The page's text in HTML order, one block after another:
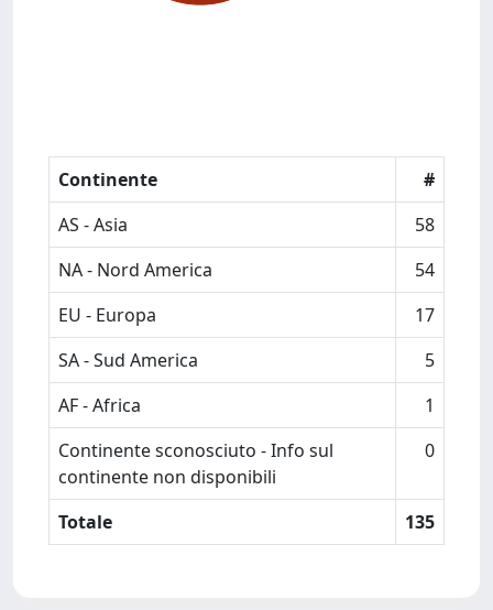
Continente
#
AS - Asia
58
NA - Nord America
54
EU - Europa
17
SA - Sud America
5
AF - Africa
1
Continente sconosciuto - Info sul
continente non disponibili
0
Totale 135